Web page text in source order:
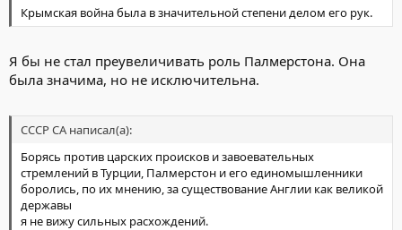
Крымская война была в значительной степени делом его рук.
Я бы не стал преувеличивать роль Палмерстона. Она
была значима, но не исключительна.
СССР СА написал(а):
Борясь против царских происков и завоевательных
стремлений в Турции, Палмерстон и его единомышленники
боролись, по их мнению, за существование Англии как великой
державы
я не вижу сильных расхождений.